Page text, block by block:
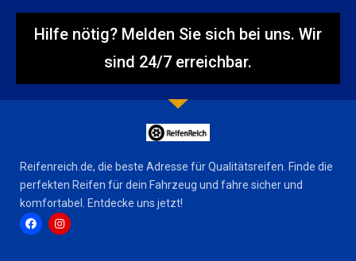
Hilfe nötig? Melden Sie sich bei uns. Wir
sind 24/7 erreichbar.
Reifenreich.de, die beste Adresse für Qualitätsreifen. Finde die
perfekten Reifen für dein Fahrzeug und fahre sicher und
komfortabel. Entdecke uns jetzt!